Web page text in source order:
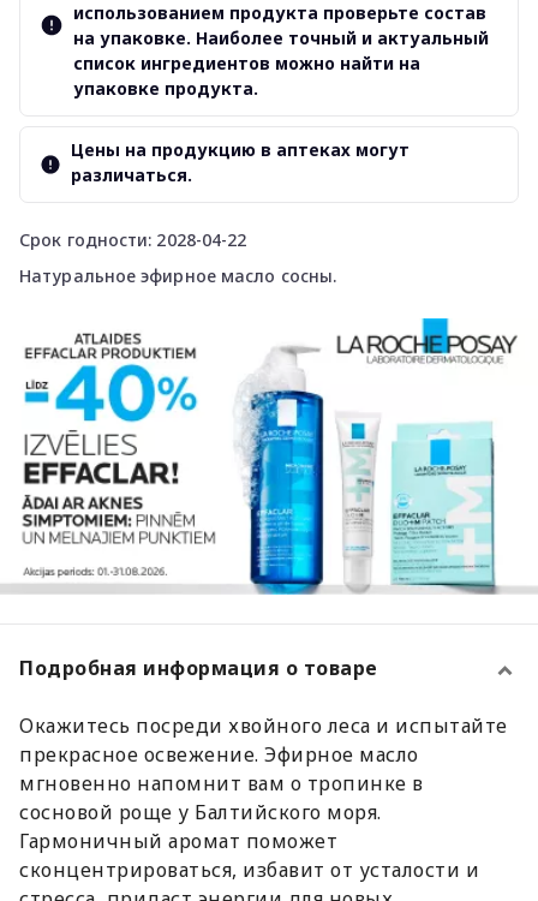
Срок годности: 2028-04-22
Натуральное эфирное масло сосны.
использованием продукта проверьте состав
на упаковке. Наиболее точный и актуальный
список ингредиентов можно найти на
упаковке продукта.
Цены на продукцию в аптеках могут
различаться.
Подробная информация о товаре
Окажитесь посреди хвойного леса и испытайте
прекрасное освежение. Эфирное масло
мгновенно напомнит вам о тропинке в
сосновой роще у Балтийского моря.
Гармоничный аромат поможет
сконцентрироваться, избавит от усталости и